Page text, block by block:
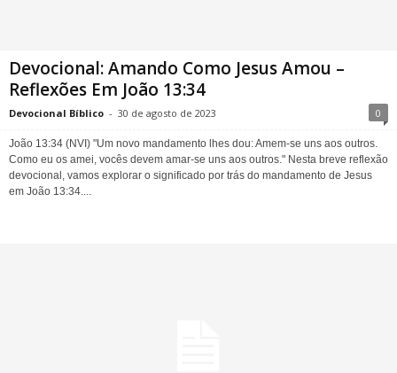
Devocional: Amando Como Jesus Amou –
Reflexões Em João 13:34
Devocional Bíblico - 30 de agosto de 2023 0
João 13:34 (NVI) "Um novo mandamento lhes dou: Amem-se uns aos outros.
Como eu os amei, vocês devem amar-se uns aos outros." Nesta breve reflexão
devocional, vamos explorar o significado por trás do mandamento de Jesus
em João 13:34....